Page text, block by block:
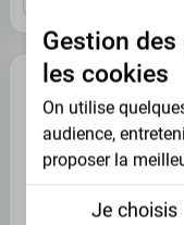
Gestion
les cookies
On utilise
audience,
proposer la
Je choisis